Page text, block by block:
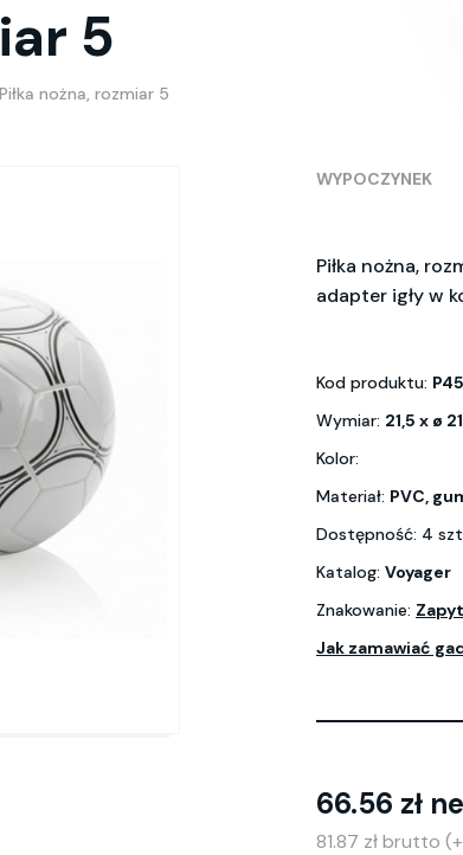
5
Piłka nożna, rozmiar 5
WYPOCZYNEK
Piłka nożna,
adapter igły w
Kod produktu:
Wymiar: 21,5 x ø
Kolor:
Materiał: PVC,
Dostępność: 4
Katalog: Voyager
Znakowanie:
Jak zamawiać
66.56 zł
81.87 zł brutto